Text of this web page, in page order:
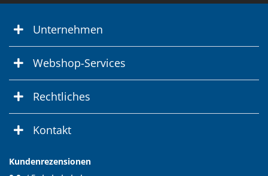
Unternehmen
Webshop-Services
Rechtliches
Kontakt
Kundenrezensionen